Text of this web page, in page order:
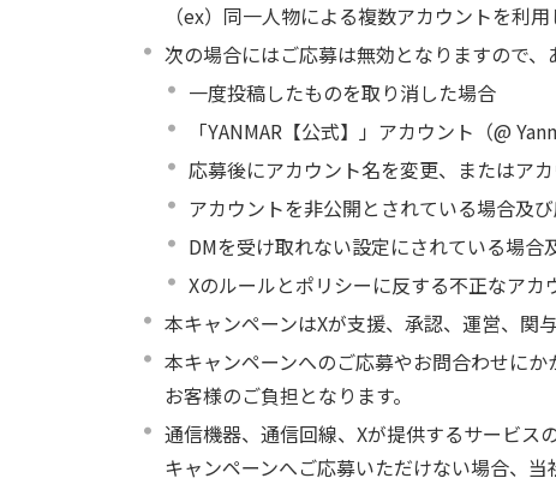
（ex）同一人物による複数アカウントを利
次の場合にはご応募は無効となりますので、
一度投稿したものを取り消した場合
「YANMAR【公式】」アカウント（@
応募後にアカウント名を変更、またはア
アカウントを非公開とされている場合及
DMを受け取れない設定にされている場
Xのルールとポリシーに反する不正なア
本キャンペーンはXが支援、承認、運営、関
本キャンペーンへのご応募やお問合わせに
お客様のご負担となります。
通信機器、通信回線、Xが提供するサービス
キャンペーンへご応募いただけない場合、当